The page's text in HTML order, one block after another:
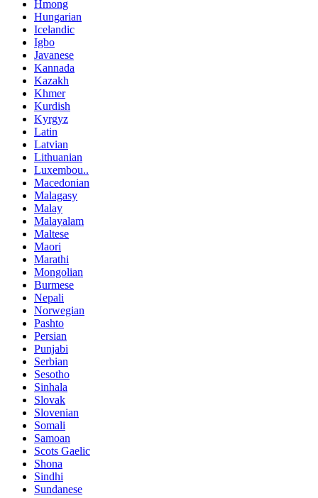
Hmong
Hungarian
Icelandic
Igbo
Javanese
Kannada
Kazakh
Khmer
Kurdish
Kyrgyz
Latin
Latvian
Lithuanian
Luxembou..
Macedonian
Malagasy
Malay
Malayalam
Maltese
Maori
Marathi
Mongolian
Burmese
Nepali
Norwegian
Pashto
Persian
Punjabi
Serbian
Sesotho
Sinhala
Slovak
Slovenian
Somali
Samoan
Scots Gaelic
Shona
Sindhi
Sundanese